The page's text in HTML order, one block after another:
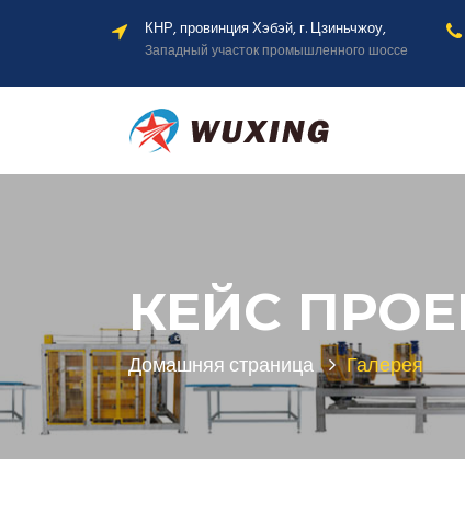
КНР, провинция Хэбэй, г. Цзиньчжоу,
Западный участок промышленного шоссе
КЕЙС
Домашняя страница Галерея